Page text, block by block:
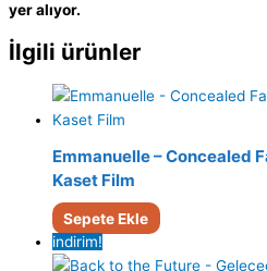
yer alıyor.
İlgili ürünler
Emmanuelle – Concealed
Kaset Film
Sepete Ekle
indirim!